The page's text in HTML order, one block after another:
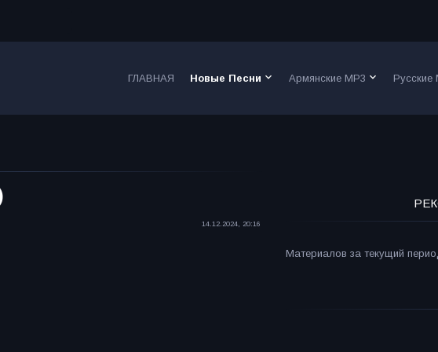
ГЛАВНАЯ Новые Песни keyboard_arrow_down Армянские MP3 keyboard_arrow_down Русские
14.12.2024, 20:16
Материалов за текущий